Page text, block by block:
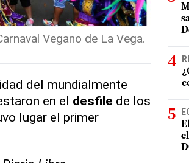
Vegano de La Vega.
del mundialmente
en el desfile de los
lugar el primer